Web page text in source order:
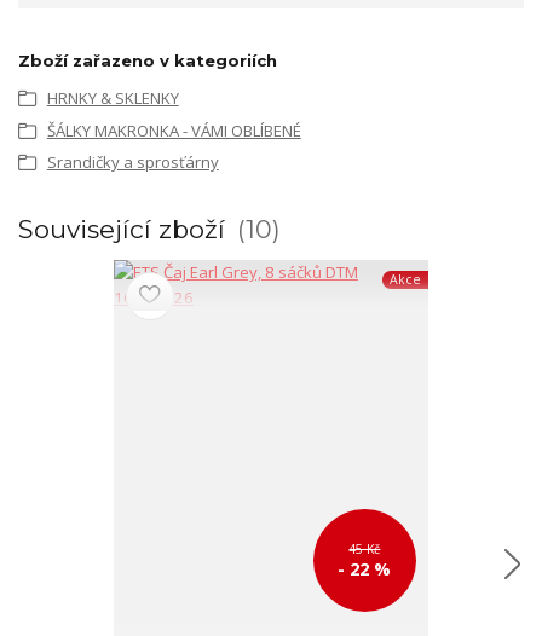
Zboží zařazeno v kategoriích
HRNKY & SKLENKY
ŠÁLKY MAKRONKA - VÁMI OBLÍBENÉ
Srandičky a sprosťárny
Související zboží 10
Akce
45 Kč
- 22 %